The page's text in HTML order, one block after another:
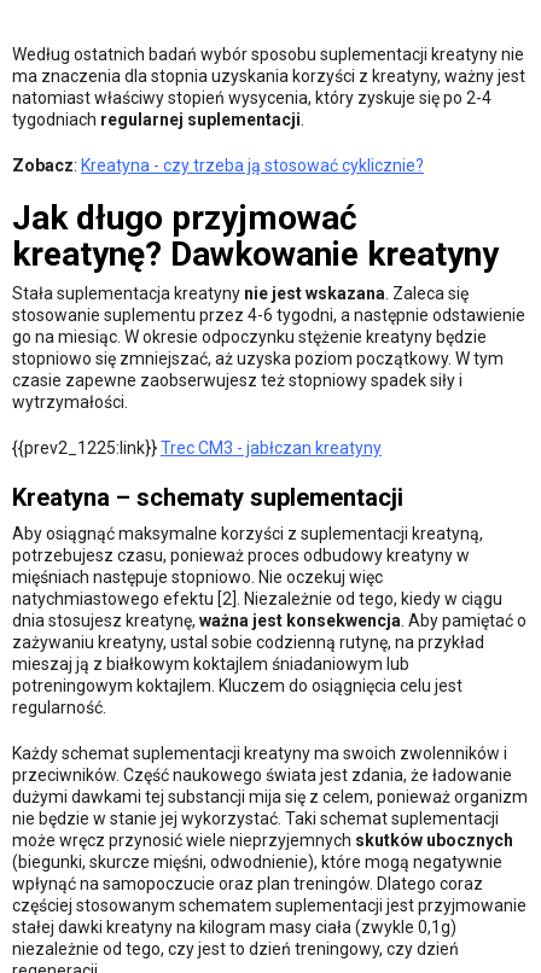
Według ostatnich badań wybór sposobu suplementacji kreatyny nie
ma znaczenia dla stopnia uzyskania korzyści z kreatyny, ważny jest
natomiast właściwy stopień wysycenia, który zyskuje się po 2-4
tygodniach regularnej suplementacji
Zobacz: Kreatyna - czy trzeba ją stosować cyklicznie?
Jak długo przyjmować
kreatynę? Dawkowanie kreatyny
Stała suplementacja kreatyny nie jest wskazana . Zaleca się
stosowanie suplementu przez 4-6 tygodni, a następnie odstawienie
go na miesiąc. W okresie odpoczynku stężenie kreatyny będzie
stopniowo się zmniejszać, aż uzyska poziom początkowy. W tym
czasie zapewne zaobserwujesz też stopniowy spadek siły i
wytrzymałości.
{{prev2_1225:link}}Trec CM3 - jabłczan kreatyny
Kreatyna – schematy suplementacji
Aby osiągnąć maksymalne korzyści z suplementacji kreatyną,
potrzebujesz czasu, ponieważ proces odbudowy kreatyny w
mięśniach następuje stopniowo. Nie oczekuj więc
natychmiastowego efektu [2]. Niezależnie od tego, kiedy w ciągu
dnia stosujesz kreatynę, ważna jest konsekwencja . Aby pamiętać o
zażywaniu kreatyny, ustal sobie codzienną rutynę, na przykład
mieszaj ją z białkowym koktajlem śniadaniowym lub
potreningowym koktajlem. Kluczem do osiągnięcia celu jest
regularność.
Każdy schemat suplementacji kreatyny ma swoich zwolenników i
przeciwników. Część naukowego świata jest zdania, że ładowanie
dużymi dawkami tej substancji mija się z celem, ponieważ organizm
nie będzie w stanie jej wykorzystać. Taki schemat suplementacji
może wręcz przynosić wiele nieprzyjemnych skutków ubocznych
(biegunki, skurcze mięśni, odwodnienie), które mogą negatywnie
wpłynąć na samopoczucie oraz plan treningów. Dlatego coraz
częściej stosowanym schematem suplementacji jest przyjmowanie
stałej dawki kreatyny na kilogram masy ciała (zwykle 0,1g)
niezależnie od tego, czy jest to dzień treningowy, czy dzień